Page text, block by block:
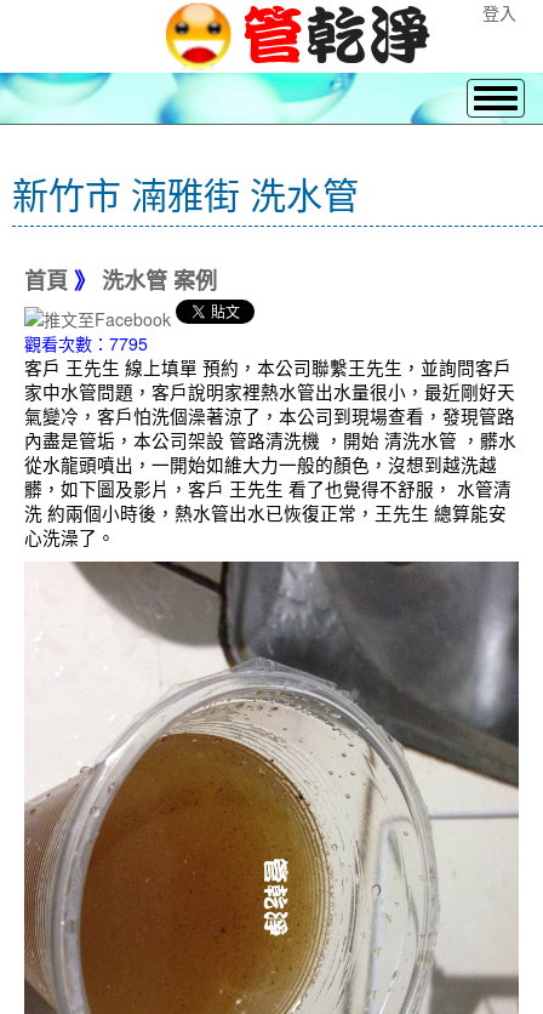
登入
新竹市 湳雅街 洗水管
首頁 》 洗水管 案例
觀看次數：7795
客戶 王先生 線上填單 預約，本公司聯繫王先生，並詢問客戶
家中水管問題，客戶說明家裡熱水管出水量很小，最近剛好天
氣變冷，客戶怕洗個澡著涼了，本公司到現場查看，發現管路
內盡是管垢，本公司架設 管路清洗機 ，開始 清洗水管 ，髒水
從水龍頭噴出，一開始如維大力一般的顏色，沒想到越洗越
髒，如下圖及影片，客戶 王先生 看了也覺得不舒服， 水管清
洗 約兩個小時後，熱水管出水已恢復正常，王先生 總算能安
心洗澡了。